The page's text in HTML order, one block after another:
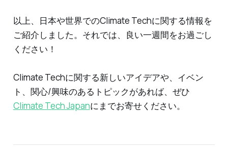
以上、日本や世界でのClimate Techに関する情報を
ご紹介しました。それでは、良い一週間をお過ごし
ください！
Climate Techに関する新しいアイデアや、イベン
ト、関心/興味のあるトピックがあれば、ぜひ
Climate Tech Japanにまでお寄せください。